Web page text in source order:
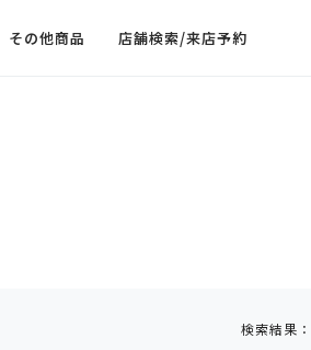
その他商品 店舗検索/来店予約
検索結果